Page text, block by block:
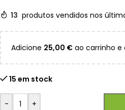
13 produtos vendidos nos
Adicione 25,00 € ao carrinho
15 em stock
- +